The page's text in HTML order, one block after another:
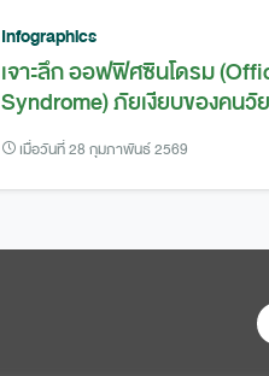
Infographics
เจาะลึก ออฟฟิศซินโดรม
Syndrome) ภัยเงียบของคนวั
เมื่อวันที่ 28 กุมภาพันธ์ 2569